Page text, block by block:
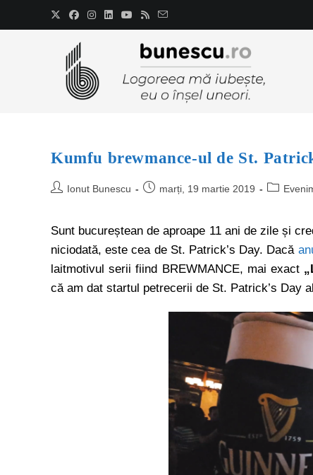
Kumfu brewmance-ul de St.
Ionut Bunescu marți, 19 martie 2019
Sunt bucureștean de aproape 11 ani de zile și
niciodată, este cea de St. Patrick’s Day. Dacă
laitmotivul serii fiind BREWMANCE, mai exact
că am dat startul petrecerii de St. Patrick’s Day